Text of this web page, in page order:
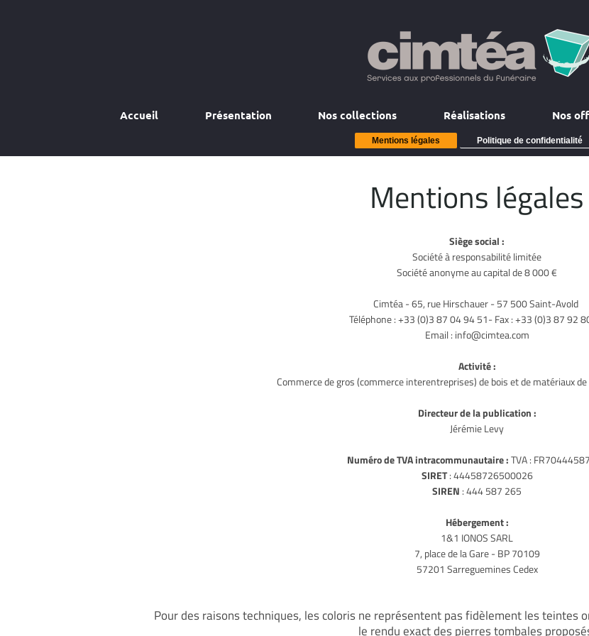
Accueil Présentation Nos collections Réalisations Nos
Mentions légales Politique de confidentialité
Mentions légales
Siège social :
Société à responsabilité limitée
Société anonyme au capital de 8 000 €
Cimtéa - 65, rue Hirschauer - 57 500 Saint-Avold
Téléphone : +33 (0)3 87 04 94 51- Fax : +33 (0)3 87 92
Email : info@cimtea.com
Activité :
Commerce de gros (commerce interentreprises) de bois et de matériaux
Directeur de la publication :
Jérémie Levy
Numéro de TVA intracommunautaire :TVA :
SIRET‎ : ‎44458726500026
SIREN ‎: ‎444 587 265
Hébergement :
1&1 IONOS SARL
7, place de la Gare - BP 70109
57201 Sarreguemines Cedex
Pour des raisons techniques, les coloris ne représentent pas fidèlement les teintes
le rendu exact des pierres tombales